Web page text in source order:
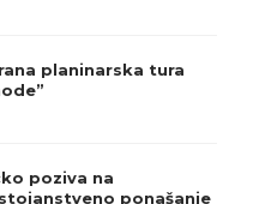
planinarska tura
poziva na
ponašanje